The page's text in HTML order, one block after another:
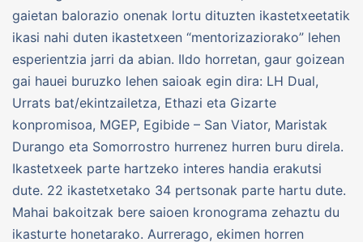
gaietan balorazio onenak lortu dituzten ikastetxeetatik
ikasi nahi duten ikastetxeen “mentorizaziorako” lehen
esperientzia jarri da abian. Ildo horretan, gaur goizean
gai hauei buruzko lehen saioak egin dira: LH Dual,
Urrats bat/ekintzailetza, Ethazi eta Gizarte
konpromisoa, MGEP, Egibide – San Viator, Maristak
Durango eta Somorrostro hurrenez hurren buru direla.
Ikastetxeek parte hartzeko interes handia erakutsi
dute. 22 ikastetxetako 34 pertsonak parte hartu dute.
Mahai bakoitzak bere saioen kronograma zehaztu du
ikasturte honetarako. Aurrerago, ekimen horren